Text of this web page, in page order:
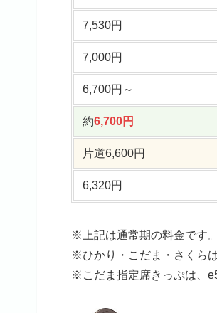
7,530円
7,000円
6,700円～
約6,700円
片道6,600円
6,320円
※上記は通常期の料金です
※ひかり・こだま・さくらは
※こだま指定席きっぷは、